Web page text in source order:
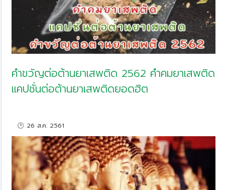
คำขวัญต่อต้านยาเสพติด 2562 คำคมยาเสพติด
แคปชั่นต่อต้านยาเสพติดยอดฮิต
🕑 26 ส.ค. 2561